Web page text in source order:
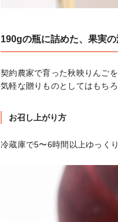
190gの瓶に詰めた、果実
契約農家で育った秋映りんご
気軽な贈りものとしてはもち
お召し上がり方
冷蔵庫で5〜6時間以上ゆっく